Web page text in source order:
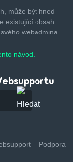
může být hned
existující obsah
webadmina.
návod.
Podpora